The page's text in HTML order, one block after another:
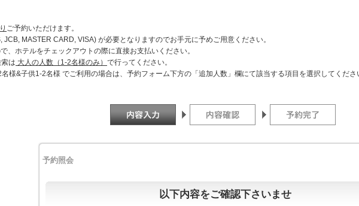
ご予約いただけます。
MASTER CARD, VISA) が必要となりますのでお手元に予めご用意ください。
ホテルをチェックアウトの際に直接お支払いください。
は 大人の人数（1-2名様のみ） で行ってください。
様&子供1-2名様 でご利用の場合は、予約フォーム下方の「追加人数」欄にて該当する項目を選択してくださ
予約照会
以下内容をご確認下さいませ